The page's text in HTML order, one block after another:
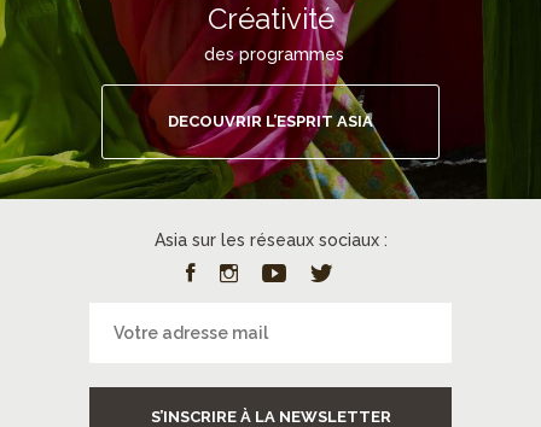
Créativité
des programmes
DECOUVRIR L’ESPRIT ASIA
Asia sur les réseaux sociaux :
S’INSCRIRE À LA NEWSLETTER